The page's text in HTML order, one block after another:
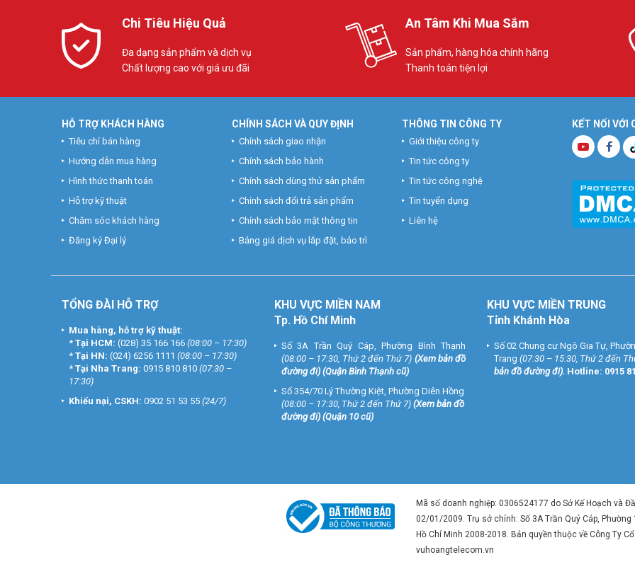
Chi Tiêu Hiệu Quả
Đa dạng sản phẩm và dịch vụ
Chất lượng cao với giá ưu đãi
An Tâm Khi Mua Sắm
Sản phẩm, hàng hóa chính hãng
Thanh toán tiện lợi
KẾT NỐI VỚI
HỖ TRỢ KHÁCH HÀNG
Tiêu chí bán hàng
Hướng dẫn mua hàng
Hình thức thanh toán
Hỗ trợ kỹ thuật
Chăm sóc khách hàng
Đăng ký Đại lý
CHÍNH SÁCH VÀ QUY ĐỊNH
Chính sách giao nhận
Chính sách bảo hành
Chính sách dùng thử sản phẩm
Chính sách đổi trả sản phẩm
Chính sách bảo mật thông tin
Bảng giá dịch vụ lắp đặt, bảo trì
THÔNG TIN CÔNG TY
Giới thiệu công ty
Tin tức công ty
Tin tức công nghệ
Tin tuyển dụng
Liên hệ
TỔNG ĐÀI HỖ TRỢ
Mua hàng, hỗ trợ kỹ thuật:
* Tại HCM: (028) 35 166 166 (08:00 – 17:30)
* Tại HN: (024) 6256 1111 (08:00 – 17:30)
* Tại Nha Trang: 0915 810 810 (07:30 –
17:30)
Khiếu nại, CSKH: 0902 51 53 55 (24/7)
KHU VỰC MIỀN NAM
Tp. Hồ Chí Minh
Số 3A Trần Quý Cáp, Phường Bình Thạnh
(08:00 – 17:30, Thứ 2 đến Thứ 7) (Xem bản đồ
đường đi) (Quận Bình Thạnh cũ)
Số 354/70 Lý Thường Kiệt, Phường Diên Hồng
(08:00 – 17:30, Thứ 2 đến Thứ 7) (Xem bản đồ
đường đi) (Quận 10 cũ)
KHU VỰC MIỀN TRUNG
Tỉnh Khánh Hòa
Số 02 Chung cư Ngô Gia Tự,
Trang (07:30 – 15:30, Thứ 2 đến
bản đồ đường đi). Hotline: 0915
Mã số doanh nghiệp: 0306524177 do Sở Kế Hoạch và
02/01/2009. Trụ sở chính: Số 3A Trần Quý Cáp,
Hồ Chí Minh 2008-2018. Bản quyền thuộc về Công Ty
vuhoangtelecom.vn